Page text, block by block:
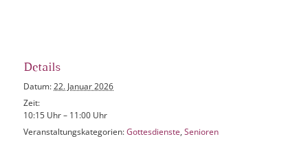
Details
Datum: 22. Januar 2026
Zeit:
10:15 Uhr – 11:00 Uhr
Veranstaltungskategorien: Gottesdienste,Senioren